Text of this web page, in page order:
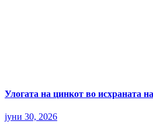
Улогата на цинкот во исхраната
јуни 30, 2026